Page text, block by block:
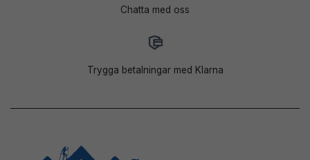
Chatta med oss
Trygga betalningar med Klarna